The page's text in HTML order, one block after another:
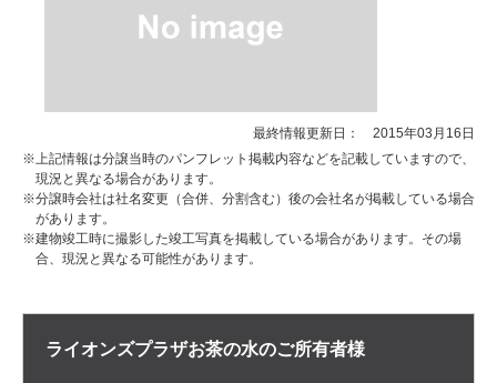
最終情報更新日： 2015年03月16日
※上記情報は分譲当時のパンフレット掲載内容などを記載していますので、
現況と異なる場合があります。
※分譲時会社は社名変更（合併、分割含む）後の会社名が掲載している場合
があります。
※建物竣工時に撮影した竣工写真を掲載している場合があります。その場
合、現況と異なる可能性があります。
ライオンズプラザお茶の水のご所有者様